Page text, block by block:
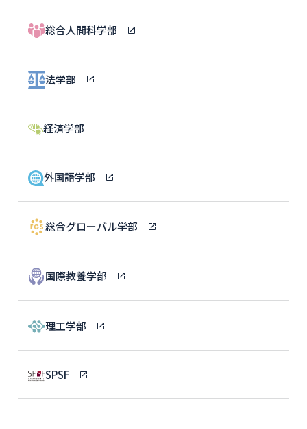
総合人間科学部
法学部
経済学部
外国語学部
総合グローバル学部
国際教養学部
理工学部
SPSF